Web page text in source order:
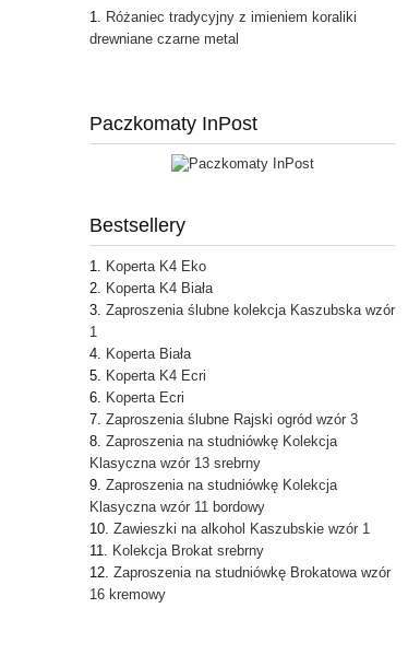
Różaniec tradycyjny z imieniem koraliki
drewniane czarne metal
Paczkomaty InPost
Bestsellery
Koperta K4 Eko
Koperta K4 Biała
Zaproszenia ślubne kolekcja Kaszubska wzór
1
Koperta Biała
Koperta K4 Ecri
Koperta Ecri
Zaproszenia ślubne Rajski ogród wzór 3
Zaproszenia na studniówkę Kolekcja
Klasyczna wzór 13 srebrny
Zaproszenia na studniówkę Kolekcja
Klasyczna wzór 11 bordowy
Zawieszki na alkohol Kaszubskie wzór 1
Kolekcja Brokat srebrny
Zaproszenia na studniówkę Brokatowa wzór
16 kremowy